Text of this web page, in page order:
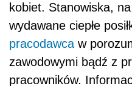
kobiet. Stanowiska,
wydawane ciepłe
pracodawca w
zawodowymi bądź z
pracowników.